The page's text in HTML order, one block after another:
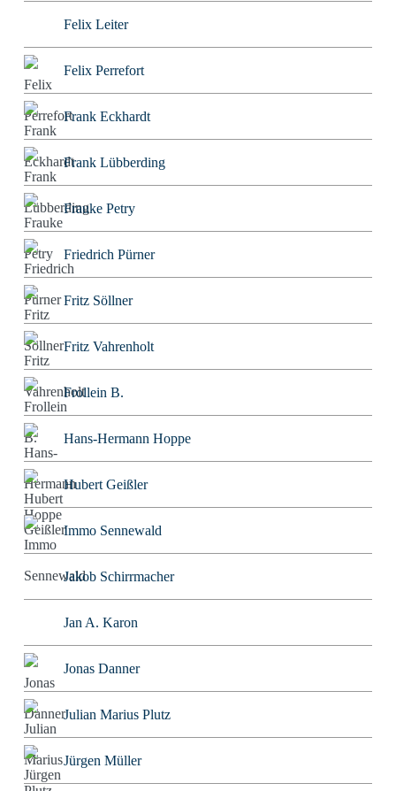
Felix Leiter
Felix Perrefort
Frank Eckhardt
Frank Lübberding
Frauke Petry
Friedrich Pürner
Fritz Söllner
Fritz Vahrenholt
Frollein B.
Hans-Hermann Hoppe
Hubert Geißler
Immo Sennewald
Jakob Schirrmacher
Jan A. Karon
Jonas Danner
Julian Marius Plutz
Jürgen Müller